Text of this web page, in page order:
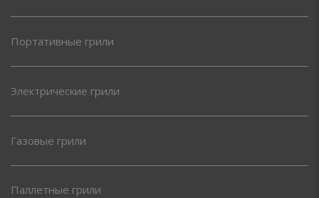
Портативные грили
Электрические грили
Газовые грили
Паллетные грили